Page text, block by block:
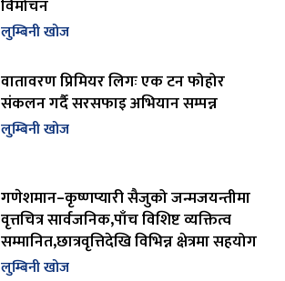
विमोचन
लुम्बिनी खोज
वातावरण प्रिमियर लिगः एक टन फोहोर
संकलन गर्दै सरसफाइ अभियान सम्पन्न
लुम्बिनी खोज
गणेशमान–कृष्णप्यारी सैजुको जन्मजयन्तीमा
वृत्तचित्र सार्वजनिक,पाँच विशिष्ट व्यक्तित्व
सम्मानित,छात्रवृत्तिदेखि विभिन्न क्षेत्रमा सहयोग
लुम्बिनी खोज